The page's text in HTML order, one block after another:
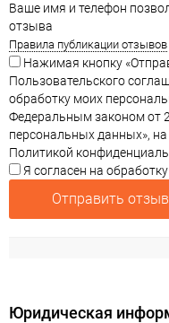
Ваше имя и телефон
отзыва
Правила публикации отзывов
Нажимая кнопку
Пользовательского
обработку моих
Федеральным законом от
персональных данных»,
Политикой
Я согласен на
Отправить отзыв
Юридическая